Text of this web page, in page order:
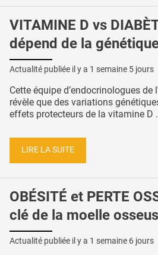
VITAMINE D vs
dépend de la
Actualité publiée il y a 1 semaine 5 jours
Cette équipe d’endocrinologues de
révèle que des variations
effets protecteurs de la vitamine D
LIRE LA SUITE
OBÉSITÉ et PERTE
clé de la moelle
Actualité publiée il y a 1 semaine 6 jours